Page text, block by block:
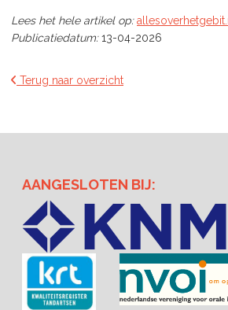
Lees het hele artikel op:
Publicatiedatum:13-04-2026
Terug naar overzicht
AANGESLOTEN BIJ: